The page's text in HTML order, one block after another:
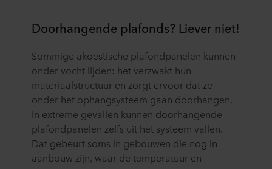
Doorhangende plafonds? Liever niet!
Sommige akoestische plafondpanelen kunnen
onder vocht lijden: het verzwakt hun
materiaalstructuur en zorgt ervoor dat ze
onder het ophangsysteem gaan doorhangen.
In extreme gevallen kunnen doorhangende
plafondpanelen zelfs uit het systeem vallen.
Dat gebeurt soms in gebouwen die nog in
aanbouw zijn, waar de temperatuur en